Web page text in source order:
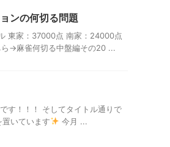
ンの何切る問題
東家：37000点 南家：24000点
→麻雀何切る中盤編その20 ...
す！！！ そしてタイトル通りで
いています
今月 ...